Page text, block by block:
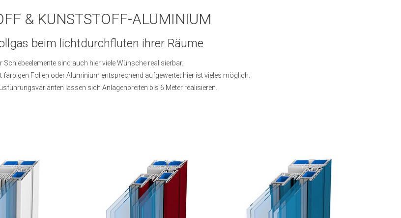
& KUNSTSTOFF-ALUMINIUM
beim lichtdurchfluten ihrer Räume
Schiebeelemente sind auch hier viele Wünsche realisierbar.
Folien oder Aluminium entsprechend aufgewertet hier ist vieles möglich.
lassen sich Anlagenbreiten bis 6 Meter realisieren.